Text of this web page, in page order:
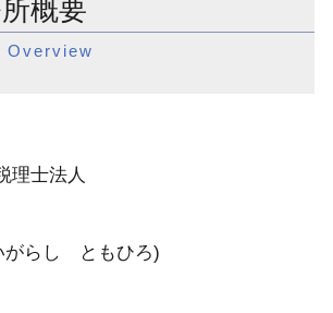
概要
Overview
理士法人
がらし ともひろ)